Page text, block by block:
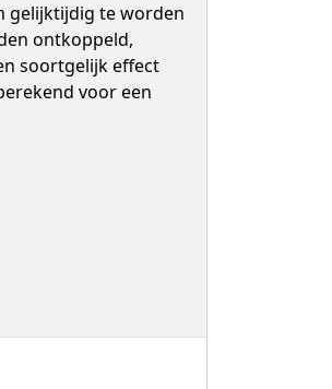
gelijktijdig te worden
ontkoppeld,
soortgelijk effect
voor een